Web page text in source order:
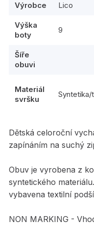
Výrobce Lico
Výška
boty
9
Šíře
obuvi
Materiál
svršku
Syntetika/
Dětská celoroční
zapínáním na suchý
Obuv je vyrobena z
syntetického
vybavena textilní
NON MARKING -